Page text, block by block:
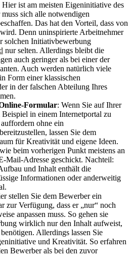
Hier ist am meisten Eigeninitiative des
sich alle notwendigen
Das hat den Vorteil, dass von
Denn uninspirierte Arbeitnehmer
solchen Initiativbewerbung
nur selten. Allerdings bleibt die
auch geringer als bei einer der
Auch werden natürlich viele
in Form einer klassischen
in der falschen Abteilung Ihres
Formular: Wenn Sie auf Ihrer
Beispiel in einem Internetportal zu
ohne ein
lassen Sie dem
für Kreativität und eigene Ideen.
beim vorherigen Punkt meistens an
Mail-Adresse geschickt. Nachteil:
und Inhalt enthält die
Informationen oder anderweitig
stellen Sie dem Bewerber ein
zur Verfügung, dass er „nur“ noch
anpassen muss. So gehen sie
wirklich nur den Inhalt aufweist,
Allerdings lassen Sie
und Kreativität. So erfahren
Bewerber als bei den zuvor